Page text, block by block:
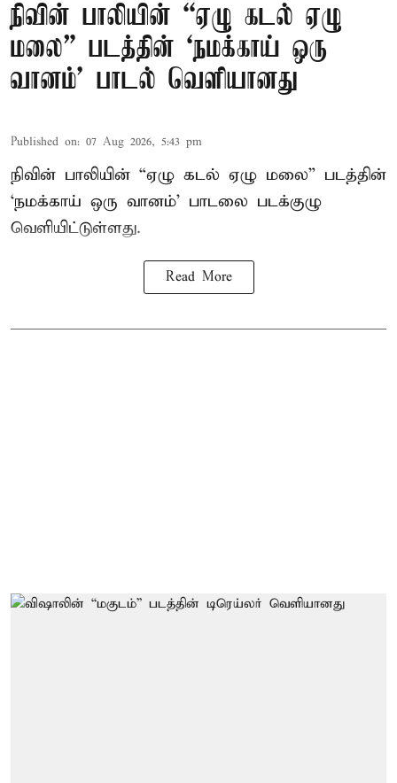
நிவின் பாலியின் “ஏழு கடல் ஏழு
மலை” படத்தின் ‘நமக்காய் ஒரு
வானம்’ பாடல் வெளியானது
Published on: 07 Aug 2026, 5:43 pm
நிவின் பாலியின் “ஏழு கடல் ஏழு மலை” படத்தின்
‘நமக்காய் ஒரு வானம்’ பாடலை படக்குழு
வெளியிட்டுள்ளது.
Read More